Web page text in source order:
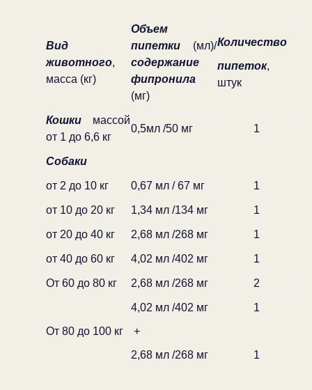
Вид
животного,
масса (кг)
Объем
пипетки (мл)/
содержание
фипронила
(мг)
Количество
пипеток,
штук
Кошки массой
от 1 до 6,6 кг
0,5мл /50 мг 1
Собаки
от 2 до 10 кг 0,67 мл / 67 мг 1
от 10 до 20 кг 1,34 мл /134 мг 1
от 20 до 40 кг 2,68 мл /268 мг 1
от 40 до 60 кг 4,02 мл /402 мг 1
От 60 до 80 кг 2,68 мл /268 мг 2
От 80 до 100 кг
4,02 мл /402 мг
+
2,68 мл /268 мг
1
1